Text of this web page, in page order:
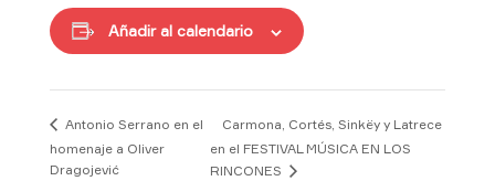
Añadir al calendario
Antonio Serrano en el
homenaje a Oliver
Dragojević
Carmona, Cortés, Sinkëy y Latrece
en el FESTIVAL MÚSICA EN LOS
RINCONES